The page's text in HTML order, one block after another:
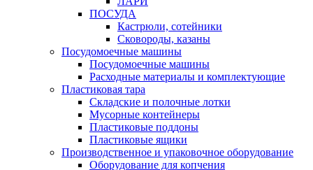
ПОСУДА
Кастрюли, сотейники
Сковороды, казаны
Посудомоечные машины
Посудомоечные машины
Расходные материалы и комплектующие
Пластиковая тара
Складские и полочные лотки
Мусорные контейнеры
Пластиковые поддоны
Пластиковые ящики
Производственное и упаковочное оборудование
Оборудование для копчения